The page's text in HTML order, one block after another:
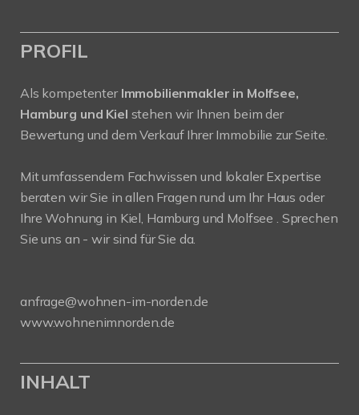
PROFIL
Als kompetenter Immobilienmakler in Molfsee,
Hamburg und Kiel stehen wir Ihnen beim der
Bewertung und dem Verkauf Ihrer Immobilie zur Seite.
Mit umfassendem Fachwissen und lokaler Expertise
beraten wir Sie in allen Fragen rund um Ihr Haus oder
Ihre Wohnung in Kiel, Hamburg und Molfsee . Sprechen
Sie uns an - wir sind für Sie da.
anfrage@wohnen-im-norden.de
www.wohnenimnorden.de
INHALT